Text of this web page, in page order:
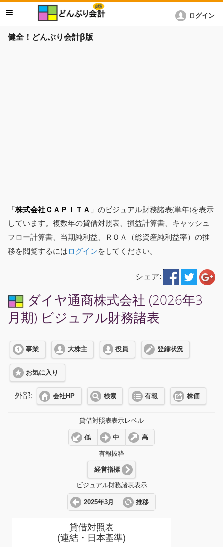
健全！どんぶり会計β版
ログイン
「株式会社ＣＡＰＩＴＡ 」のビジュアル財務諸表(単年)を表示
しています。複数年の貸借対照表、損益計算書、キャッシュ
フロー計算書、当期純利益、ＲＯＡ（総資産純利益率）の推
移を閲覧するにはログインをしてください。
シェア:
ダイヤ通商株式会社 (2026年3
月期) ビジュアル財務諸表
事業 大株主 役員 登録状況
お気に入り
外部: 会社HP 検索 有報 株価
貸借対照表表示レベル
低 中 高
有報抜粋
経営指標
ビジュアル財務諸表表示
2025年3月 推移
貸借対照表
(連結・日本基準)